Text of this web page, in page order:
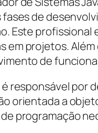
fases de
Este profissional
em projetos.
de
é responsável por
orientada a
programação